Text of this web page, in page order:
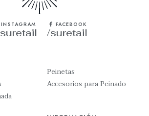
INSTAGRAM FACEBOOK
/suretail
Peinetas
Accesorios para Peinado